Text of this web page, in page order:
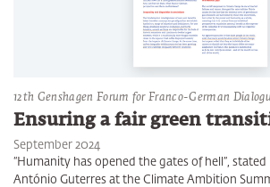
12th Genshagen Forum for Franco-German
Ensuring a fair green
September 2024
“Humanity has opened the gates of hell”, stated
António Guterres at the Climate Ambition